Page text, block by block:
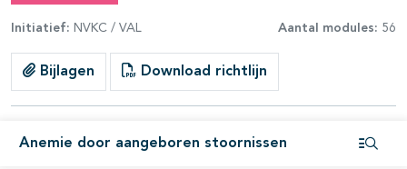
Initiatief: NVKC / VAL Aantal modules: 56
Bijlagen Download richtlijn
Anemie door aangeboren stoornissen
open- en dichtklappen